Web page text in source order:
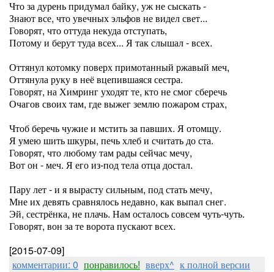
Что за дурень придумал байку, уж не сыскать -
Знают все, что увечных эльфов не видел свет...
Говорят, что оттуда некуда отступать,
Потому и берут туда всех... Я так слышал - всех.
Оттянул котомку поверх примотанный ржавый меч,
Оттянула руку в неё вцепившаяся сестра.
Говорят, на Химринг уходят те, кто не смог сберечь
Очагов своих там, где выжег землю пожаром страх,
Чтоб беречь чужие и мстить за павших. Я отомщу.
Я умею шить шкуры, печь хлеб и считать до ста.
Говорят, что любому там рады сейчас мечу,
Вот он - меч. Я его из-под тела отца достал.
Пару лет - и я вырасту сильным, под стать мечу,
Мне их девять сравнялось недавно, как выпал снег.
Эй, сестрёнка, не плачь. Нам осталось совсем чуть-чуть.
Говорят, вон за те ворота пускают всех.
[2015-07-09]
комментарии: 0 понравилось! вверх^ к полной версии